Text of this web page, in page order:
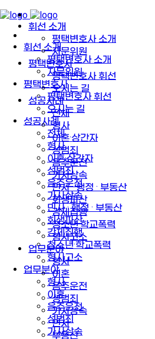
휘선 소개
평택변호사 소개
자문위원
평택변호사
평택변호사 휘선
오시는 길
성공사례
전체
형사
이혼·상간자
성범죄
음주운전
가사상속
민사 · 행정 · 부동산
회생파산
강제집행
청소년·학교폭력
형사고소
업무분야
형사
이혼
음주운전
성범죄
가사상속
휘선 소개
평택변호사 소개
자문위원
평택변호사
평택변호사 휘선
오시는 길
성공사례
전체
형사
이혼·상간자
성범죄
음주운전
가사상속
민사 · 행정 · 부동산
회생파산
강제집행
청소년·학교폭력
형사고소
업무분야
형사
이혼
음주운전
성범죄
가사상속
민사
부동산